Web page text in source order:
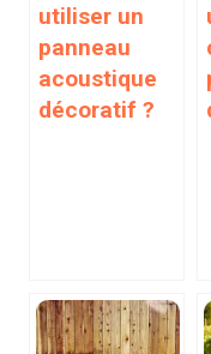
utiliser un
panneau
acoustique
décoratif ?